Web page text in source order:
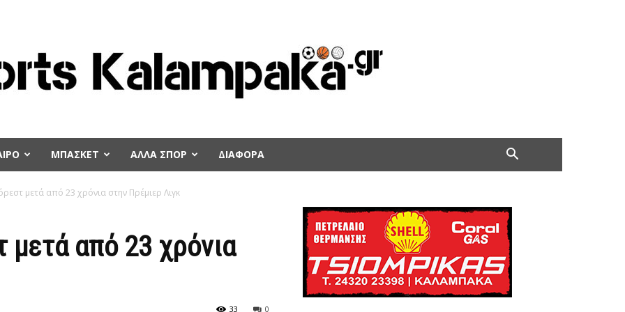
ΜΠΑΣΚΕΤ ΑΛΛΑ ΣΠΟΡ ΔΙΑΦΟΡΑ
μετά από 23 χρόνια στην Πρέμιερ Λιγκ
από 23 χρόνια
0
33